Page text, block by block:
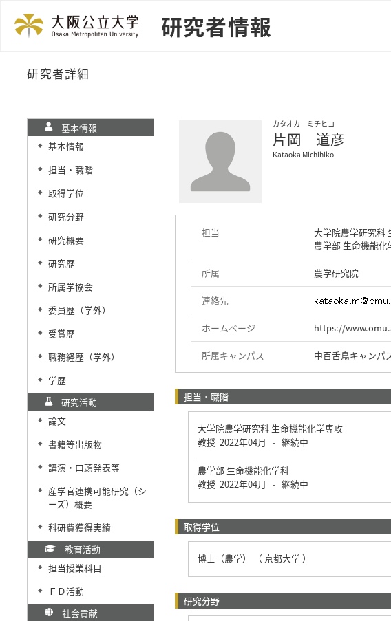
研究者情報
研究者詳細
基本情報
◆ 基本情報
◆ 担当・職階
◆ 取得学位
◆ 研究分野
◆ 研究概要
◆ 研究歴
◆ 所属学協会
◆ 委員歴（学外）
◆ 受賞歴
◆ 職務経歴（学外）
◆
学歴
研究活動
◆ 論文
◆ 書籍等出版物
◆ 講演・口頭発表等
◆
産学官連携可能研究（シ
ーズ）概要
◆
科研費獲得実績
教育活動
◆ 担当授業科目
◆
ＦＤ活動
社会貢献
カタオカ ミチヒコ
片岡 道彦
Kataoka Michihiko
担当
大学院農学研究科
農学部 生命機能化
所属 農学研究院
連絡先
ホームページ https://
所属キャンパス 中百舌鳥キャンパ
担当・職階
大学院農学研究科 生命機能化学専攻
教授 2022年04月 - 継続中
農学部 生命機能化学科
教授 2022年04月 - 継続中
取得学位
博士（農学） （ 京都大学 ）
研究分野